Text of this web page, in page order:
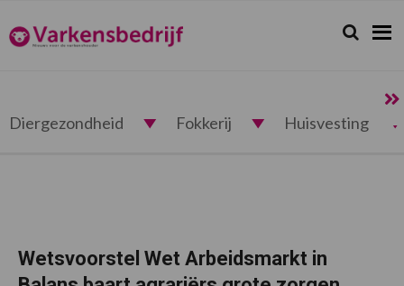
de
hoofdnavigatie
de
hoofd
de
eerste
de
voettekst
Varkensbedrijf.nl Zoeken...
Zoek
Diergezondheid Fokkerij Huisvesting
Wetsvoorstel Wet Arbeidsmarkt in